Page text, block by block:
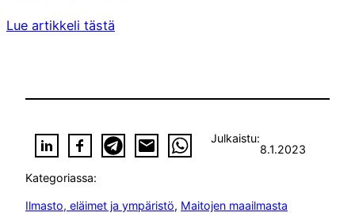
Lue artikkeli tästä
Julkaistu:
8.1.2023
Kategoriassa:
Ilmasto, eläimet ja ympäristö, Maitojen maailmasta